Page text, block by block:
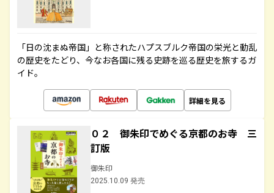
「日の沈まぬ帝国」と称されたハプスブルク帝国の栄光と動乱
の歴史をたどり、今なお各国に残る史跡を巡る歴史を旅するガ
イド。
詳細を見る
０２ 御朱印でめぐる京都のお寺 三
訂版
御朱印
2025.10.09 発売